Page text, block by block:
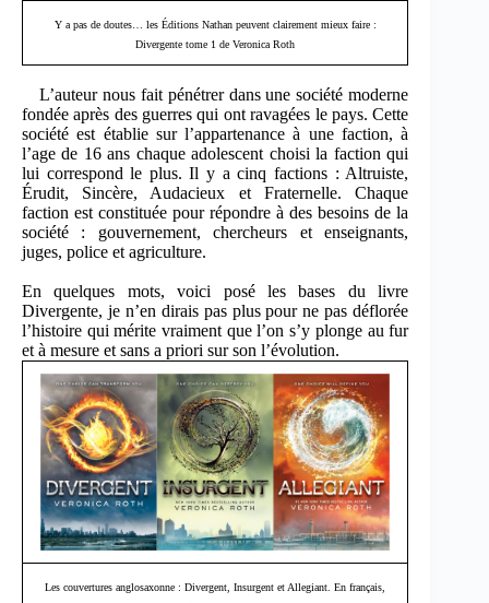
Y a pas de doutes… les Éditions Nathan peuvent clairement mieux faire :
Divergente tome 1 de Veronica Roth
L’auteur nous fait pénétrer dans une société moderne
fondée après des guerres qui ont ravagées le pays. Cette
société est établie sur l’appartenance à une faction, à
l’age de 16 ans chaque adolescent choisi la faction qui
lui correspond le plus. Il y a cinq factions : Altruiste,
Érudit, Sincère, Audacieux et Fraternelle. Chaque
faction est constituée pour répondre à des besoins de la
société : gouvernement, chercheurs et enseignants,
juges, police et agriculture.
En quelques mots, voici posé les bases du livre
Divergente, je n’en dirais pas plus pour ne pas déflorée
l’histoire qui mérite vraiment que l’on s’y plonge au fur
et à mesure et sans a priori sur son l’évolution.
Les couvertures anglosaxonne : Divergent, Insurgent et Allegiant. En français,